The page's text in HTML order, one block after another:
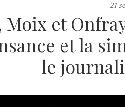
21
Moix et
et la
le